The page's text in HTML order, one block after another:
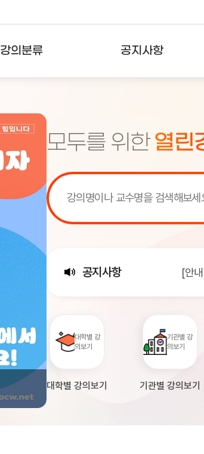
강의분류
기관강의
테마강의
공지사항
주요통계현황
모두를 위한 열린
공지사항
[서
[안
[안
대학별 강
의보기
대학별 강의보기
기관별 강
의보기
기관별 강의보기